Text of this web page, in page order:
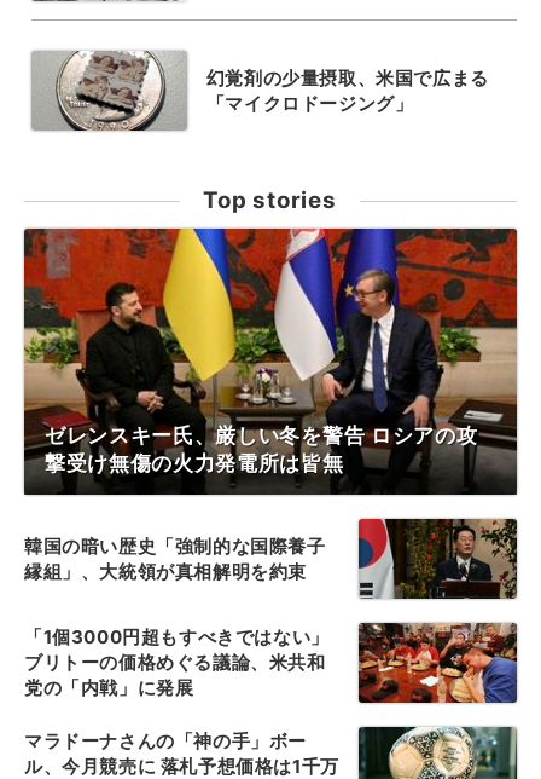
幻覚剤の少量摂取、米国で広まる
「マイクロドージング」
Top stories
ゼレンスキー氏、厳しい冬を警告 ロシアの攻
撃受け無傷の火力発電所は皆無
韓国の暗い歴史「強制的な国際養子
縁組」、大統領が真相解明を約束
「1個3000円超もすべきではない」
ブリトーの価格めぐる議論、米共和
党の「内戦」に発展
マラドーナさんの「神の手」ボー
ル、今月競売に 落札予想価格は1千万